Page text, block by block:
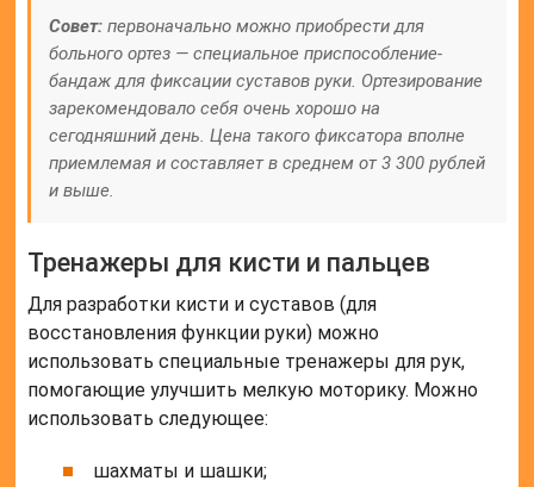
Совет: первоначально можно приобрести для
больного ортез — специальное приспособление-
бандаж для фиксации суставов руки. Ортезирование
зарекомендовало себя очень хорошо на
сегодняшний день. Цена такого фиксатора вполне
приемлемая и составляет в среднем от 3 300 рублей
и выше.
Тренажеры для кисти и пальцев
Для разработки кисти и суставов (для
восстановления функции руки) можно
использовать специальные тренажеры для рук,
помогающие улучшить мелкую моторику. Можно
использовать следующее:
шахматы и шашки;